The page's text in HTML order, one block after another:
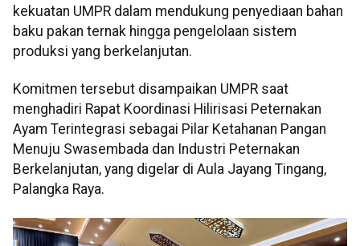
kekuatan UMPR dalam mendukung penyediaan bahan
baku pakan ternak hingga pengelolaan sistem
produksi yang berkelanjutan.
Komitmen tersebut disampaikan UMPR saat
menghadiri Rapat Koordinasi Hilirisasi Peternakan
Ayam Terintegrasi sebagai Pilar Ketahanan Pangan
Menuju Swasembada dan Industri Peternakan
Berkelanjutan, yang digelar di Aula Jayang Tingang,
Palangka Raya.